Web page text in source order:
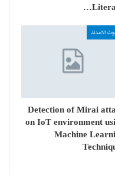
الاعداد
Detection of Mirai
on IoT environment
Machine